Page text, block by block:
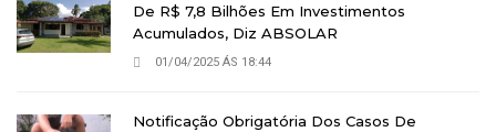
De R$ 7,8 Bilhões Em Investimentos
Acumulados, Diz ABSOLAR
01/04/2025 ÁS 18:44
Notificação Obrigatória Dos Casos De